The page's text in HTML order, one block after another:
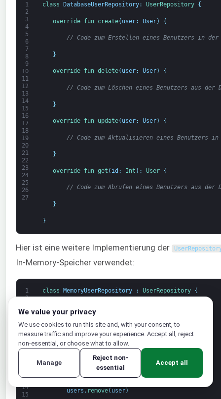
1
2
3
4
5
6
7
8
9
10
11
12
13
14
15
16
17
18
19
20
21
22
23
24
25
26
27
class DatabaseUserRepository: UserRepository {
override fun create( user: User) {
// Code zum Erstellen eines Benutzers in der
}
override fun delete( user: User) {
// Code zum Löschen eines Benutzers aus der
}
override fun update( user: User) {
// Code zum Aktualisieren eines Benutzers in
}
override fun get ( id : Int ) : User {
// Code zum Abrufen eines Benutzers aus der
}
}
Hier ist eine weitere Implementierung der
In-Memory-Speicher verwendet:
1
2
4
6
7
8
9
13
14
15
class MemoryUserRepository : UserRepository {
override fun create (user: User) {
users.add(user)
override
users . remove( user)
We value your privacy
We use cookies to run this site and, with your consent, to
measure traffic and improve your experience. Accept all, reject
non-essential, or choose what to allow.
Manage
Reject non-
essential
Accept all